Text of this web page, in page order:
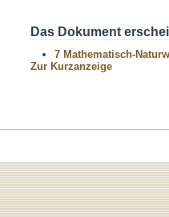
Das Dokument
7 Mathematisch-
Zur Kurzanzeige